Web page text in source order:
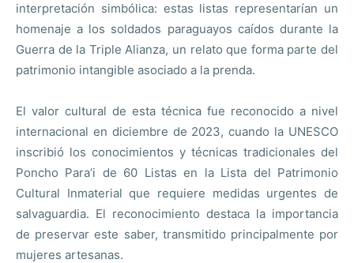
interpretación simbólica: estas listas representarían un
homenaje a los soldados paraguayos caídos durante la
Guerra de la Triple Alianza, un relato que forma parte del
patrimonio intangible asociado a la prenda.
El valor cultural de esta técnica fue reconocido a nivel
internacional en diciembre de 2023, cuando la UNESCO
inscribió los conocimientos y técnicas tradicionales del
Poncho Para’i de 60 Listas en la Lista del Patrimonio
Cultural Inmaterial que requiere medidas urgentes de
salvaguardia. El reconocimiento destaca la importancia
de preservar este saber, transmitido principalmente por
mujeres artesanas.